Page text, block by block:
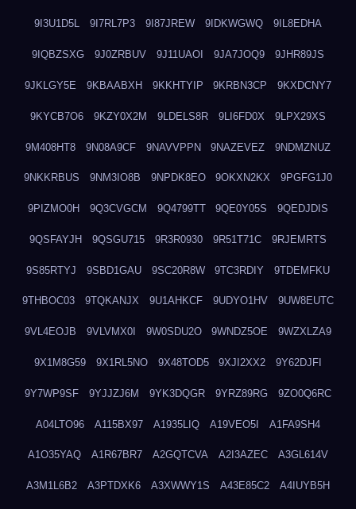
9I3U1D5L 9I7RL7P3 9I87JREW 9IDKWGWQ 9IL8EDHA
9IQBZSXG 9J0ZRBUV 9J11UAOI 9JA7JOQ9 9JHR89JS
9JKLGY5E 9KBAABXH 9KKHTYIP 9KRBN3CP 9KXDCNY7
9KYCB7O6 9KZY0X2M 9LDELS8R 9LI6FD0X 9LPX29XS
9M408HT8 9N08A9CF 9NAVVPPN 9NAZEVEZ 9NDMZNUZ
9NKKRBUS 9NM3IO8B 9NPDK8EO 9OKXN2KX 9PGFG1J0
9PIZMO0H 9Q3CVGCM 9Q4799TT 9QE0Y05S 9QEDJDIS
9QSFAYJH 9QSGU715 9R3R0930 9R51T71C 9RJEMRTS
9S85RTYJ 9SBD1GAU 9SC20R8W 9TC3RDIY 9TDEMFKU
9THBOC03 9TQKANJX 9U1AHKCF 9UDYO1HV 9UW8EUTC
9VL4EOJB 9VLVMX0I 9W0SDU2O 9WNDZ5OE 9WZXLZA9
9X1M8G59 9X1RL5NO 9X48TOD5 9XJI2XX2 9Y62DJFI
9Y7WP9SF 9YJJZJ6M 9YK3DQGR 9YRZ89RG 9ZO0Q6RC
A04LTO96 A115BX97 A1935LIQ A19VEO5I A1FA9SH4
A1O35YAQ A1R67BR7 A2GQTCVA A2I3AZEC A3GL614V
A3M1L6B2 A3PTDXK6 A3XWWY1S A43E85C2 A4IUYB5H